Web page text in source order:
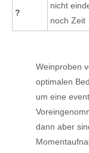
?
nicht
noch Zeit
Weinproben
optimalen
um eine
dann aber